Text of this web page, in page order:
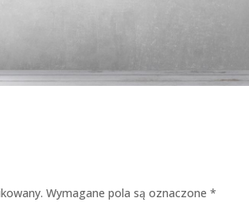
Wymagane pola są oznaczone*